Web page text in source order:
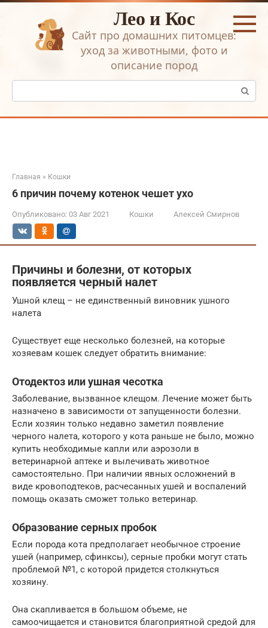
Перейти
Лео и Кос
Сайт про домашних питомцев:
уход за животными, фото и
описание пород
Поиск:
Главная » Кошки
6 причин почему котенок чешет ухо
Опубликовано: 03 Авг 2021 Кошки Алексей Смирнов
Причины и болезни, от которых
появляется черный налет
Ушной клещ – не единственный виновник ушного
налета
Существует еще несколько болезней, на которые
хозяевам кошек следует обратить внимание:
Отодектоз или ушная чесотка
Заболевание, вызванное клещом. Лечение может быть
назначено в зависимости от запущенности болезни.
Если хозяин только недавно заметил появление
черного налета, которого у кота раньше не было, можно
купить необходимые капли или аэрозоли в
ветеринарной аптеке и вылечивать животное
самостоятельно. При наличии явных осложнений в
виде кровоподтеков, расчесанных ушей и воспалений
помощь оказать сможет только ветеринар.
Образование серных пробок
Если порода кота предполагает необычное строение
ушей (например, сфинксы), серные пробки могут стать
проблемой №1, с которой придется столкнуться
хозяину.
Она скапливается в большом объеме, не
самоочищается и становится благоприятной средой для